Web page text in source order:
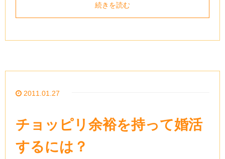
続きを読む
2011.01.27
チョッピリ余裕を持って婚活
するには？